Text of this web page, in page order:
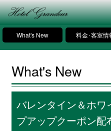
What's New 料金･客室情
What's New
バレンタイン＆ホ
プアップクーポン配